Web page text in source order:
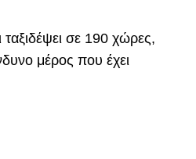
σε 190 χώρες,
μέρος που έχει